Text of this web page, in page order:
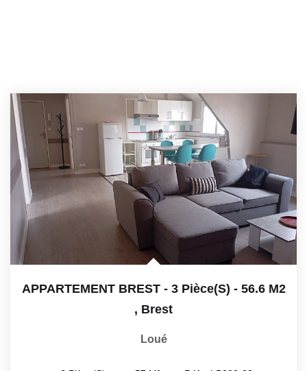
APPARTEMENT BREST - 3 Pièce(s) - 56.6 M2
, Brest
Loué